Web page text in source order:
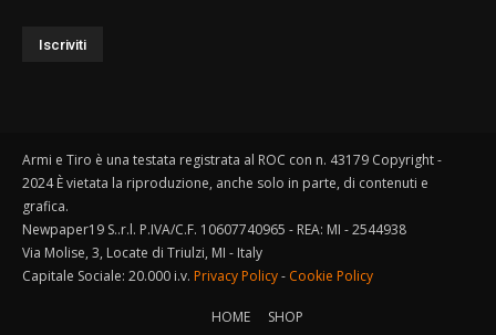
Armi e Tiro è una testata registrata al ROC con n. 43179 Copyright -
2024 È vietata la riproduzione, anche solo in parte, di contenuti e
grafica.
Newpaper19 S..r.l. P.IVA/C.F. 10607740965 - REA: MI - 2544938
Via Molise, 3, Locate di Triulzi, MI - Italy
Capitale Sociale: 20.000 i.v. Privacy Policy- Cookie Policy
HOME SHOP